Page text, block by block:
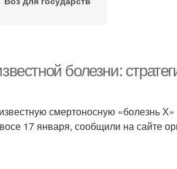
болезни:
смертоносную «болезнь Х»
17 января, сообщили на сайте